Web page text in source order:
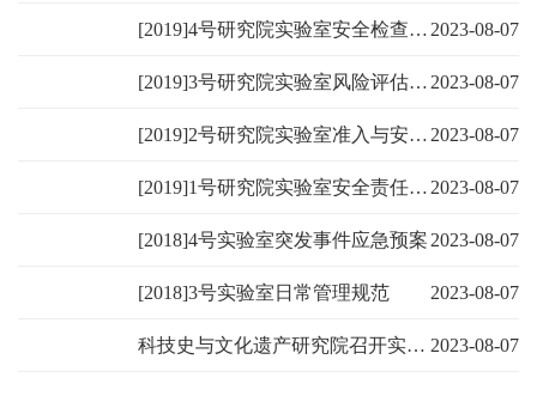
2023-08-07
[2019]4号研究院实验室安全检查制度
2023-08-07
[2019]3号研究院实验室风险评估制度
2023-08-07
[2019]2号研究院实验室准入与安全培训制度
2023-08-07
[2019]1号研究院实验室安全责任体系
2023-08-07
[2018]4号实验室突发事件应急预案
2023-08-07
[2018]3号实验室日常管理规范
2023-08-07
科技史与文化遗产研究院召开实验室安全培训交流会